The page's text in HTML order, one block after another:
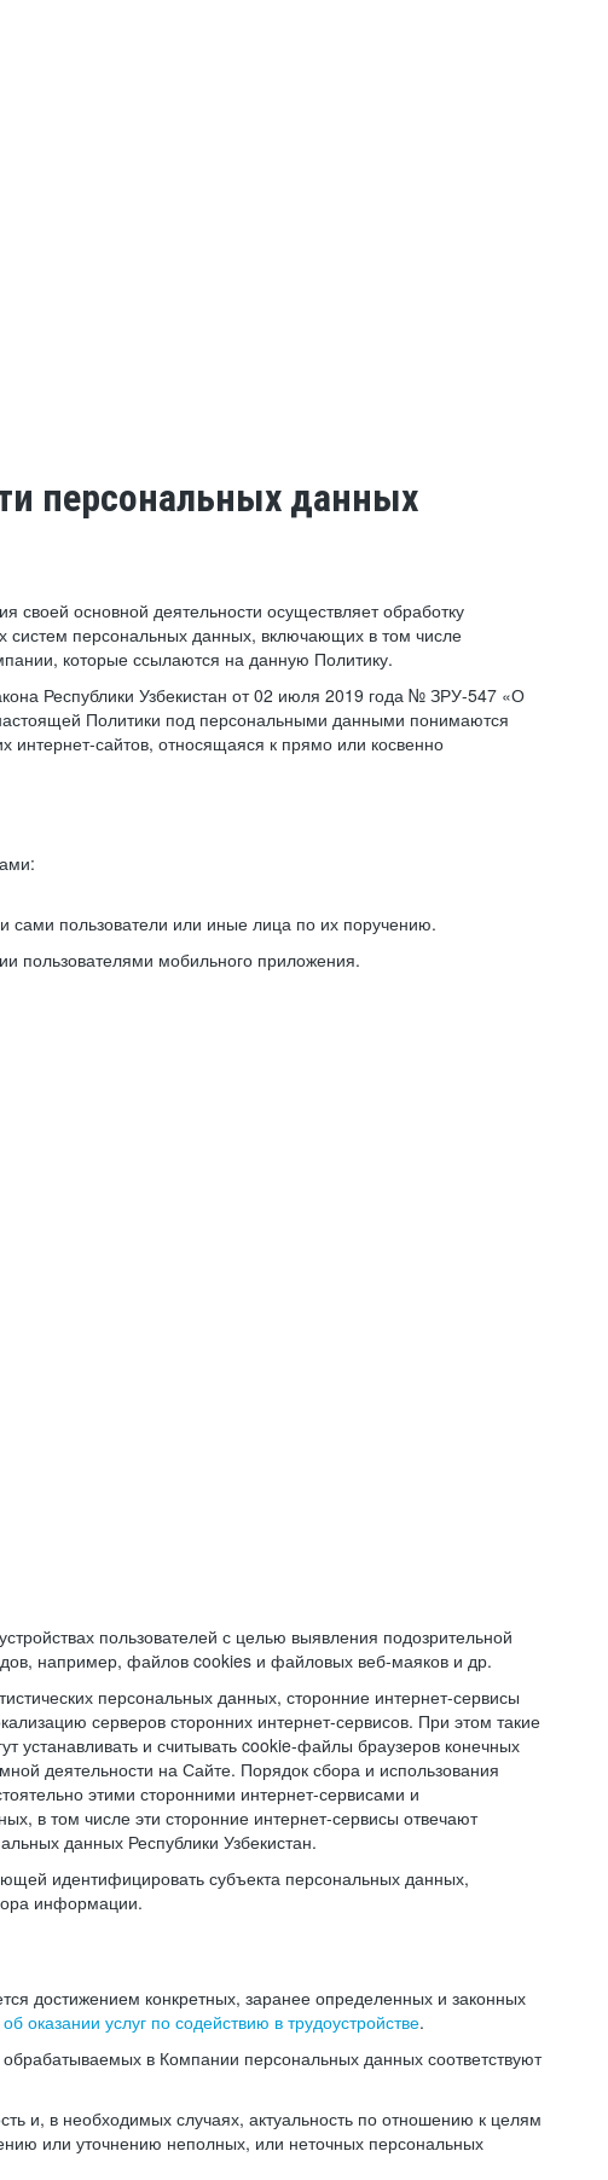
персональных данных
основной деятельности осуществляет обработку
систем персональных данных, включающих в том числе
которые ссылаются на данную Политику.
Республики Узбекистан от 02 июля 2019 года № ЗРУ-547 «О
Политики под персональными данными понимаются
сайтов, относящаяся к прямо или косвенно
сами пользователи или иные лица по их поручению.
пользователями мобильного приложения.
пользователей с целью выявления подозрительной
например, файлов cookies и файловых веб-маяков и др.
персональных данных, сторонние интернет-сервисы
серверов сторонних интернет-сервисов. При этом такие
устанавливать и считывать cookie-файлы браузеров конечных
деятельности на Сайте. Порядок сбора и использования
этими сторонними интернет-сервисами и
в том числе эти сторонние интернет-сервисы отвечают
данных Республики Узбекистан.
идентифицировать субъекта персональных данных,
информации.
достижением конкретных, заранее определенных и законных
оказании услуг по содействию в трудоустройстве.
в Компании персональных данных соответствуют
и, в необходимых случаях, актуальность по отношению к целям
или уточнению неполных, или неточных персональных